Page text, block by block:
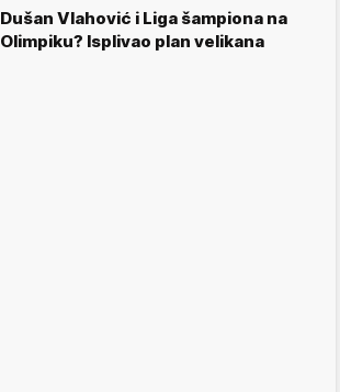
Dušan Vlahović i Liga šampiona na
Olimpiku? Isplivao plan velikana